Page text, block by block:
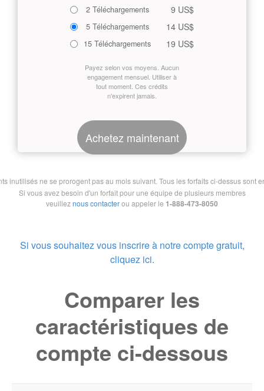
2 Téléchargements 9 US$
5 Téléchargements 14 US$
15 Téléchargements 19 US$
Payez selon vos moyens. Aucun
engagement mensuel. Utiliser à
tout moment. Ces crédits
n'expirent jamais.
Achetez maintenant
inutilisés ne se prorogent pas au mois suivant. Tous les forfaits ci-dessus sont
Si vous avez besoin d'un forfait pour une équipe de plusieurs membres
veuilleznous contacterou appeler le 1-888-473-8050
Si vous souhaitez vous inscrire à notre compte gratuit,
cliquez ici.
Comparer les
caractéristiques de
compte ci-dessous